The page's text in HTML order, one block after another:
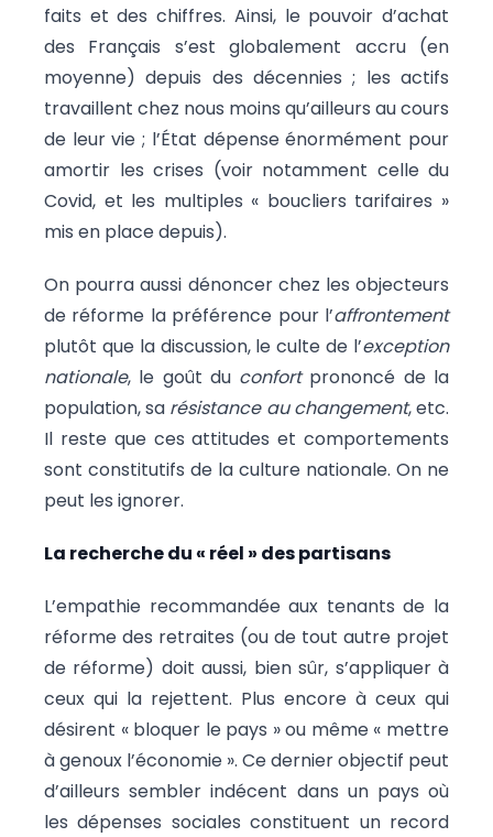
faits et des chiffres. Ainsi, le pouvoir d’achat
des Français s’est globalement accru (en
moyenne) depuis des décennies ; les actifs
travaillent chez nous moins qu’ailleurs au cours
de leur vie ; l’État dépense énormément pour
amortir les crises (voir notamment celle du
Covid, et les multiples « boucliers tarifaires »
mis en place depuis).
On pourra aussi dénoncer chez les objecteurs
de réforme la préférence pour l’affrontement
plutôt que la discussion, le culte de l’exception
nationale, le goût du confortprononcé de la
population, sa résistance au changement, etc.
Il reste que ces attitudes et comportements
sont constitutifs de la culture nationale. On ne
peut les ignorer.
La recherche du « réel » des partisans
L’empathie recommandée aux tenants de la
réforme des retraites (ou de tout autre projet
de réforme) doit aussi, bien sûr, s’appliquer à
ceux qui la rejettent. Plus encore à ceux qui
désirent « bloquer le pays » ou même « mettre
à genoux l’économie ». Ce dernier objectif peut
d’ailleurs sembler indécent dans un pays où
les dépenses sociales constituent un record